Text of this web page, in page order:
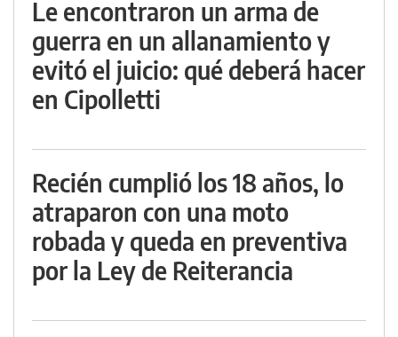
Le encontraron un arma de
guerra en un allanamiento y
evitó el juicio: qué deberá hacer
en Cipolletti
Recién cumplió los 18 años, lo
atraparon con una moto
robada y queda en preventiva
por la Ley de Reiterancia